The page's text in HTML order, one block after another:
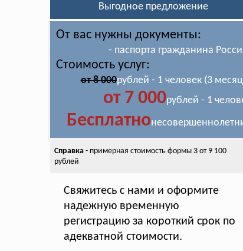
Выгодное предложение
От вас нужны документы:
- паспорта гражданина
Стоимость услуг:
от 8 000рублей - 1 человек (3
от 7 000рублей - 1
Бесплатно
Справка- примерная стоимость формы 3 от 9 100
рублей
Свяжитесь с нами и оформите
надежную временную
регистрацию за короткий срок по
адекватной стоимости.